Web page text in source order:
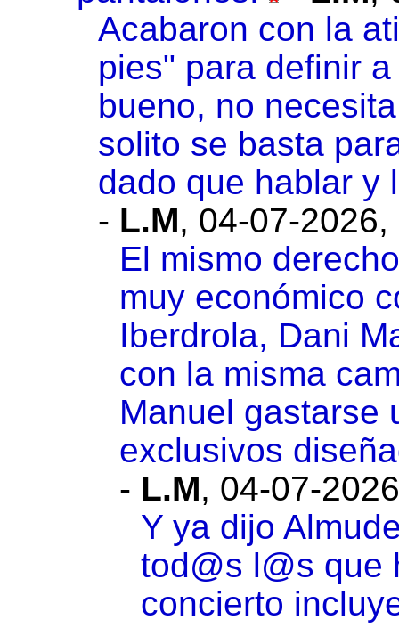
Acabaron con la
pies" para definir
bueno, no
solito se basta
dado que hablar y
- L.M, 04-07-2026,
El mismo
muy económico
Iberdrola, Dani
con la misma
Manuel gastarse
exclusivos
- L.M, 04-07-
Y ya dijo
tod@s l@s que
concierto